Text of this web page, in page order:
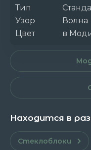
Тип
Узор
Волна
Цвет
в
Находится в
Стеклоблоки